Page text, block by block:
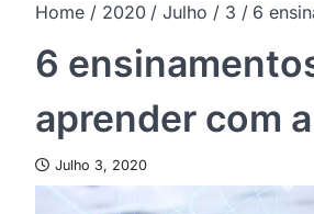
Home 2020 Julho 3 6
6
aprender com
Julho 3, 2020